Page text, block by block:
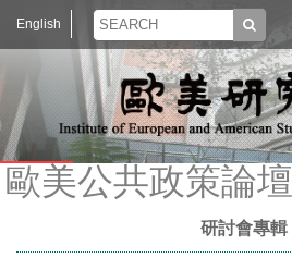
English
歐美公共政策論壇
研討會專輯